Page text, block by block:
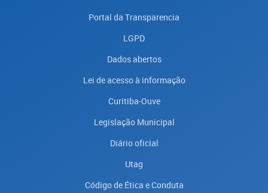
Portal da Transparencia
LGPD
Dados abertos
Lei de acesso à informação
Curitiba-Ouve
Legislação Municipal
Diário oficial
Utag
Código de Ética e Conduta